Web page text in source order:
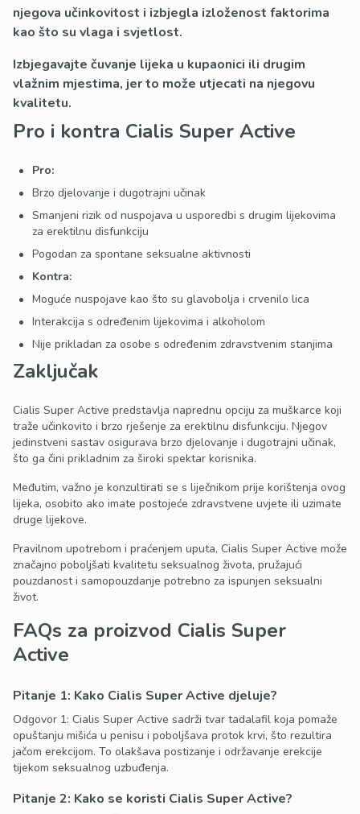
njegova učinkovitost i izbjegla izloženost faktorima
kao što su vlaga i svjetlost.
Izbjegavajte čuvanje lijeka u kupaonici ili drugim
vlažnim mjestima, jer to može utjecati na njegovu
kvalitetu.
Pro i kontra Cialis Super Active
Pro:
Brzo djelovanje i dugotrajni učinak
Smanjeni rizik od nuspojava u usporedbi s drugim lijekovima
za erektilnu disfunkciju
Pogodan za spontane seksualne aktivnosti
Kontra:
Moguće nuspojave kao što su glavobolja i crvenilo lica
Interakcija s određenim lijekovima i alkoholom
Nije prikladan za osobe s određenim zdravstvenim stanjima
Zaključak
Cialis Super Active predstavlja naprednu opciju za muškarce koji
traže učinkovito i brzo rješenje za erektilnu disfunkciju. Njegov
jedinstveni sastav osigurava brzo djelovanje i dugotrajni učinak,
što ga čini prikladnim za široki spektar korisnika.
Međutim, važno je konzultirati se s liječnikom prije korištenja ovog
lijeka, osobito ako imate postojeće zdravstvene uvjete ili uzimate
druge lijekove.
Pravilnom upotrebom i praćenjem uputa, Cialis Super Active može
značajno poboljšati kvalitetu seksualnog života, pružajući
pouzdanost i samopouzdanje potrebno za ispunjen seksualni
život.
FAQs za proizvod Cialis Super
Active
Pitanje 1: Kako Cialis Super Active djeluje?
Odgovor 1: Cialis Super Active sadrži tvar tadalafil koja pomaže
opuštanju mišića u penisu i poboljšava protok krvi, što rezultira
jačom erekcijom. To olakšava postizanje i održavanje erekcije
tijekom seksualnog uzbuđenja.
Pitanje 2: Kako se koristi Cialis Super Active?